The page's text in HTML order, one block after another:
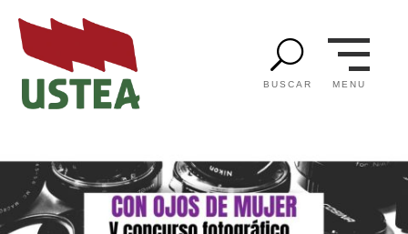
U
BUSCAR MENU